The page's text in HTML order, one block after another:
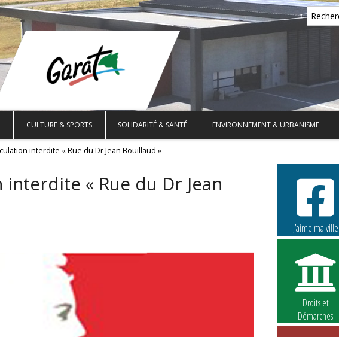
CULTURE & SPORTS SOLIDARITÉ & SANTÉ ENVIRONNEMENT & URBANISME
interdite « Rue du Dr Jean Bouillaud »
« Rue du Dr Jean
J’aime ma ville
Droits et
Démarches